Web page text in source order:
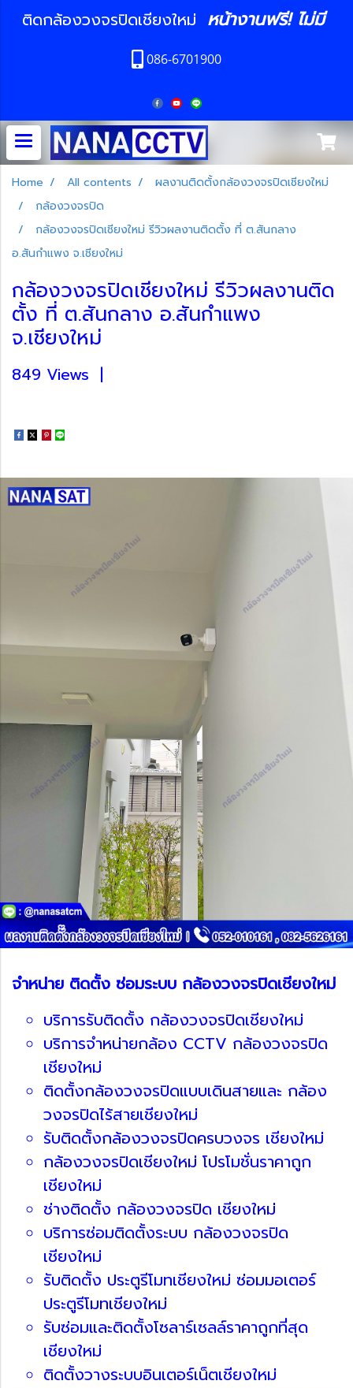
ติดกล้องวงจรปิดเชียงใหม่ หน้างานฟรี! ไม่มี
086-6701900
Home All contents
ผลงานติดตั้งกล้องวงจรปิดเชียงใหม่
กล้องวงจรปิด
กล้องวงจรปิดเชียงใหม่ รีวิวผลงานติดตั้ง ที่ ต.สันกลาง
อ.สันกำแพง จ.เชียงใหม่
กล้องวงจรปิดเชียงใหม่ รีวิวผลงานติด
ตั้ง ที่ ต.สันกลาง อ.สันกำแพง
จ.เชียงใหม่
849 Views |
จำหน่าย ติดตั้ง ซ่อมระบบ กล้องวงจรปิดเชียงใหม่
บริการรับติดตั้ง กล้องวงจรปิดเชียงใหม่
บริการจำหน่ายกล้อง CCTV กล้องวงจรปิด
เชียงใหม่
ติดตั้งกล้องวงจรปิดแบบเดินสายและ กล้อง
วงจรปิดไร้สายเชียงใหม่
รับติดตั้งกล้องวงจรปิดครบวงจร เชียงใหม่
กล้องวงจรปิดเชียงใหม่ โปรโมชั่นราคาถูก
เชียงใหม่
ช่างติดตั้ง กล้องวงจรปิด เชียงใหม่
บริการซ่อมติดตั้งระบบ กล้องวงจรปิด
เชียงใหม่
รับติดตั้ง ประตูรีโมทเชียงใหม่ ซ่อมมอเตอร์
ประตูรีโมทเชียงใหม่
รับซ่อมและติดตั้งโซลาร์เซลล์ราคาถูกที่สุด
เชียงใหม่
ติดตั้งวางระบบอินเตอร์เน็ตเชียงใหม่